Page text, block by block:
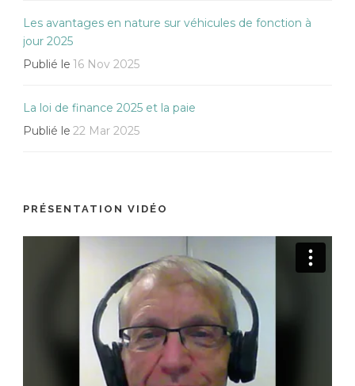
Les avantages en nature sur véhicules de fonction à
jour 2025
Publié le 16 Nov 2025
La loi de finance 2025 et la paie
Publié le 22 Mar 2025
PRÉSENTATION VIDÉO